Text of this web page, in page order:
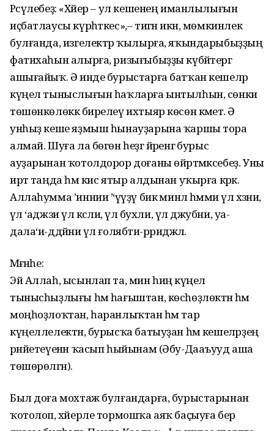
Рәсүлебеҙ: «Хәйер – ул кешенең иманлылығын
иҫбатлаусы күрһәткес»,– тигән икән, мөмкинлек
булғанда, изгелектәр ҡылырға, яҡындарыбыҙҙың
фатихаһын алырға, ризығыбыҙҙы күбәйтергә
ашығайыҡ. Ә инде бурыстарға батҡан кешеләр
күңел тыныслығын һаҡларға ынтылһын, сөнки
төшөнкөлөккә бирелеү ихтыяр көсөн кәметә. Ә
унһыҙ кеше яҙмыш һынауҙарына ҡаршы тора
алмай. Шуға ла бөгөн һеҙгә йәренгә бурыс
ауҙарынан ҡотолдорор доғаны өйрәтмәксебеҙ. Уны
иртә таңда һәм кис ятыр алдынан уҡырға кәрәк.
Аллаһумма ’иннии ’ә‘үүҙү бикә минәл һәмми үәл хәзәни,
үәл ‘аджзи үәл кәсәли, үәл бухли, үәл джубни, уа-
дала‘и-ддәйни үәл ғолябәти-рриджәәл.
Мәғәнәһе:
Эй Аллаһ, ысынлап та, мин һиңә күңел
тынысһыҙлығы һәм һағыштан, көсһөҙлөктән һәм
моңһоҙ­лоҡтан, һаранлыҡтан һәм тар
күңеллелектән, бурысҡа батыуҙан һәм кешеләрҙең
рәнйетеүенән ҡасып һыйынам (Әбу-Дааъ­ууд аша
төшөрөлгән).
Был доға мохтаж булғандарға, бурыстарынан
ҡотолоп, хәйерле тормошҡа аяҡ баҫыуға бер